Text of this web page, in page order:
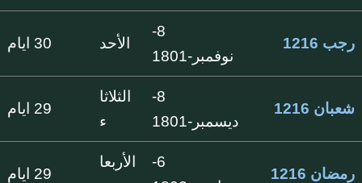
رجب 1216
8-
نوفمبر-1801
الأحد 30 ايام
شعبان 1216
8-
ديسمبر-1801
الثلاثا
ء
29 ايام
رمضان 1216
6-
الأربعا
29 ايام